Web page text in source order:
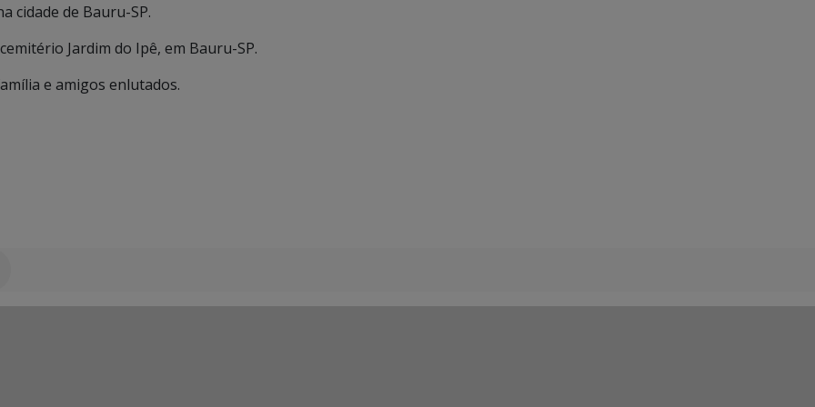
cidade de Bauru-SP.
Jardim do Ipê, em Bauru-SP.
e amigos enlutados.